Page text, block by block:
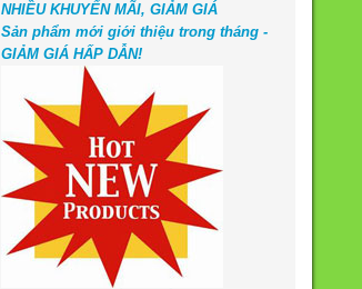
NHIỀU KHUYẾN MÃI, GIẢM GIÁ
Sản phẩm mới giới thiệu trong tháng -
GIẢM GIÁ HẤP DẪN!